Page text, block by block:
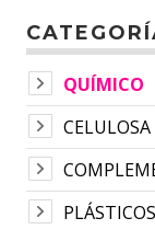
QUÍMICO
PLÁSTICOS